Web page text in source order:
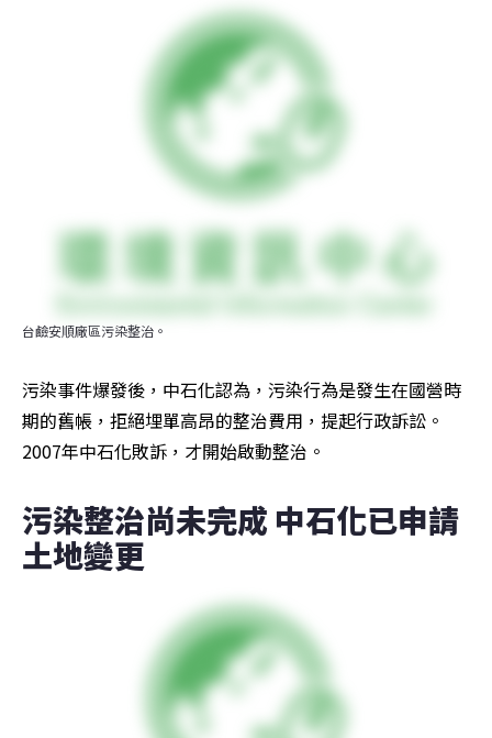
台鹼安順廠區污染整治。
污染事件爆發後，中石化認為，污染行為是發生在國營時
期的舊帳，拒絕埋單高昂的整治費用，提起行政訴訟。
2007年中石化敗訴，才開始啟動整治。
污染整治尚未完成 中石化已申請
土地變更